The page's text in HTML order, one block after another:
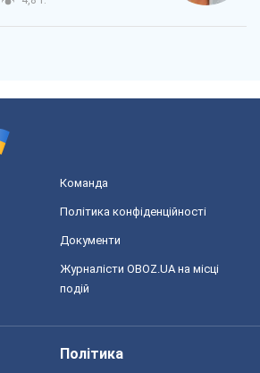
Команда
Політика конфіденційності
Документи
Журналісти OBOZ.UA на місці
подій
Політика